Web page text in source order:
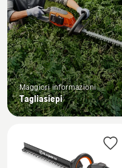
Maggiori informazioni
Tagliasiepi